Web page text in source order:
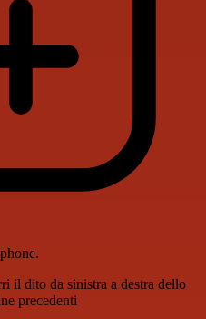
il dito da sinistra a destra dello
precedenti